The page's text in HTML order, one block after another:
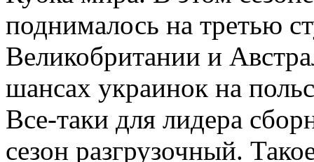
поднималось на третью
Великобритании и
шансах украинок на
Все-таки для лидера
сезон разгрузочный.